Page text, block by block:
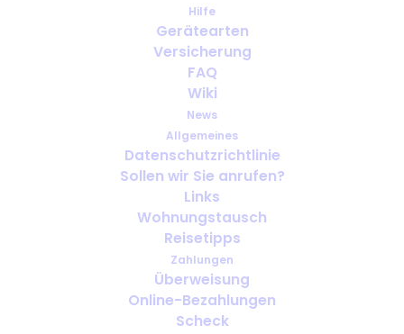
Hilfe
Gerätearten
Versicherung
FAQ
Wiki
News
Allgemeines
Datenschutzrichtlinie
Sollen wir Sie anrufen?
Links
Wohnungstausch
Reisetipps
Zahlungen
Überweisung
Online-Bezahlungen
Scheck
Wie weit im Voraus sollte man
Sauerstoff für die Reise